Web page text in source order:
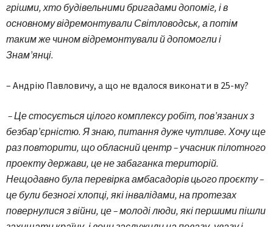
грішми, хто будівельними бригадами допоміг, і в
основному відремонтували Світловодськ, а потім
таким же чином відремонтували й допомогли і
Знам’янці.
– Андрію Павловичу, а що не вдалося виконати в 25-му?
– Це стосується цілого комплексу робіт, пов’язаних з
безбар’єрністю. Я знаю, питання дуже чутливе. Хочу ще
раз повторити, що обласний центр – учасник пілотного
проекту держави, це не забаганка територій.
Нещодавно була перевірка амбасадорів цього проєкту –
це були безногі хлопці, які інвалідами, на протезах
повернулися з війни, це – молоді люди, які першими пішли